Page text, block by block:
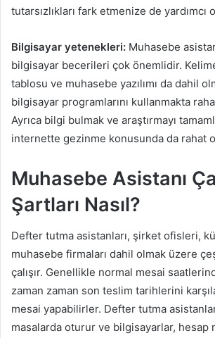
tutarsızlıkları fark etmenize de yardımcı
Bilgisayar yetenekleri: Muhasebe
bilgisayar becerileri çok önemlidir.
tablosu ve muhasebe yazılımı da dahil
bilgisayar programlarını kullanmakta
Ayrıca bilgi bulmak ve araştırmayı
internette gezinme konusunda da rahat
Muhasebe Asistanı
Şartları Nasıl?
Defter tutma asistanları, şirket ofisleri,
muhasebe firmaları dahil olmak üzere
çalışır. Genellikle normal mesai
zaman zaman son teslim tarihlerini
mesai yapabilirler. Defter tutma
masalarda oturur ve bilgisayarlar, hesap